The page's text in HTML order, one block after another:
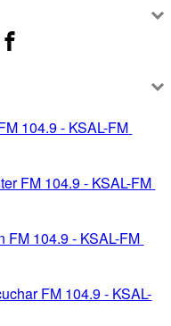
104.9 - KSAL-FM
FM 104.9 - KSAL-FM
FM 104.9 - KSAL-FM
FM 104.9 - KSAL-